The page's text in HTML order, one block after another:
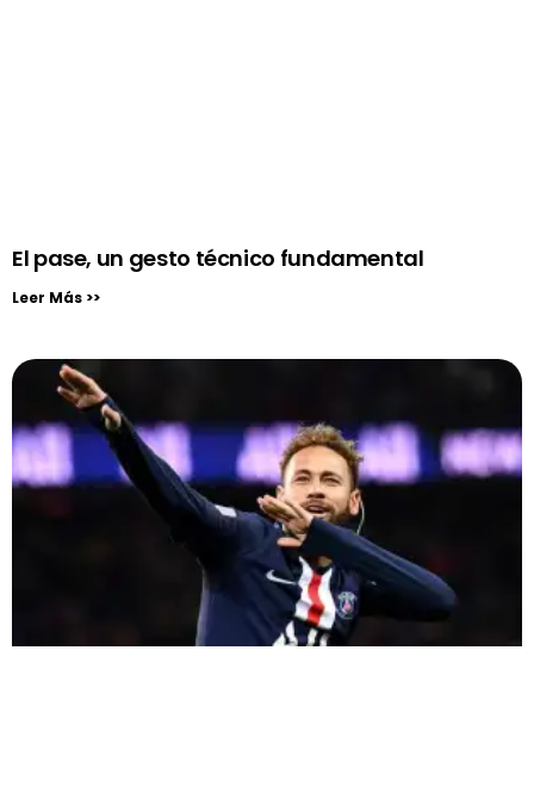
El pase, un gesto técnico fundamental
Leer Más >>